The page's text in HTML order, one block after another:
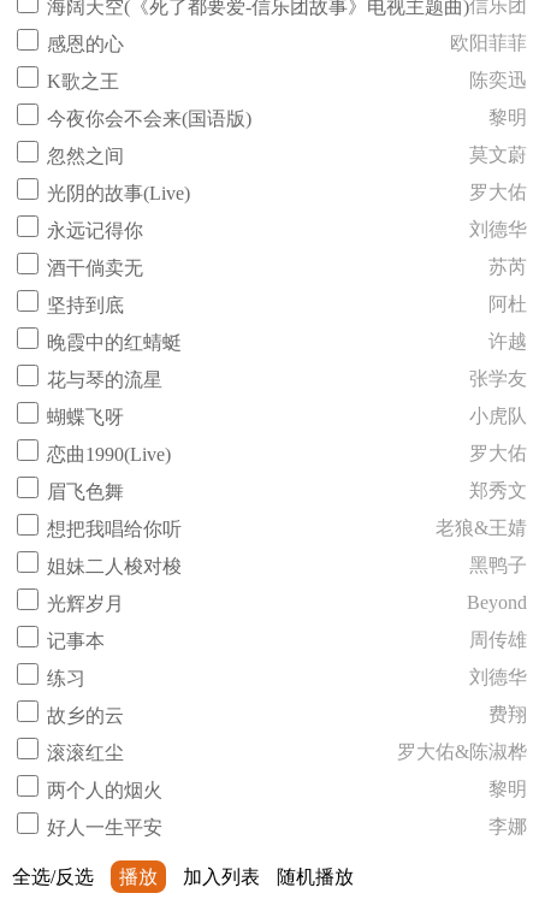
海阔天空(《死了都要爱-信乐团故事》电视主题曲)信乐团
感恩的心
欧阳菲菲
K歌之王
陈奕迅
今夜你会不会来(国语版)
黎明
忽然之间
莫文蔚
光阴的故事(Live)
罗大佑
永远记得你
刘德华
酒干倘卖无
苏芮
坚持到底
阿杜
晚霞中的红蜻蜓
许越
花与琴的流星
张学友
蝴蝶飞呀
小虎队
恋曲1990(Live)
罗大佑
眉飞色舞
郑秀文
想把我唱给你听
老狼&王婧
姐妹二人梭对梭
黑鸭子
光辉岁月
Beyond
记事本
周传雄
练习
刘德华
故乡的云
费翔
滚滚红尘
罗大佑&陈淑桦
两个人的烟火
黎明
好人一生平安
李娜
全选/反选 播放 加入列表 随机播放